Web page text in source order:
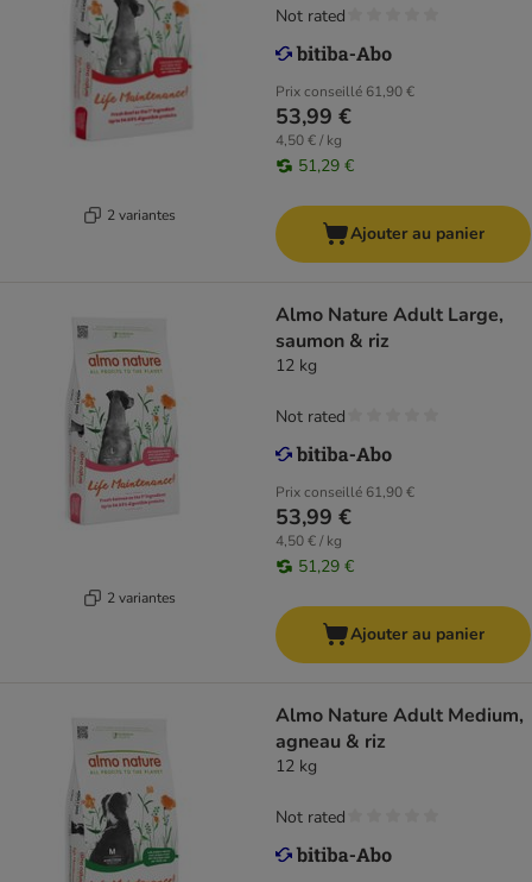
2 variantes
Prix conseillé 61,90 €
53,99 €
4,50 € / kg
51,29 €
Not rated
Ajouter au panier
2 variantes
Almo Nature Adult Large,
saumon & riz
12 kg
Prix conseillé 61,90 €
53,99 €
4,50 € / kg
51,29 €
Not rated
Ajouter au panier
Almo Nature Adult Medium,
agneau & riz
12 kg
Not rated